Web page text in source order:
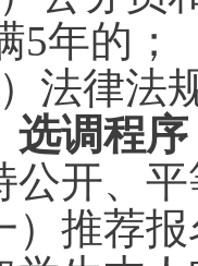
5年的；
）法律
选调程序
公开、
）推荐报